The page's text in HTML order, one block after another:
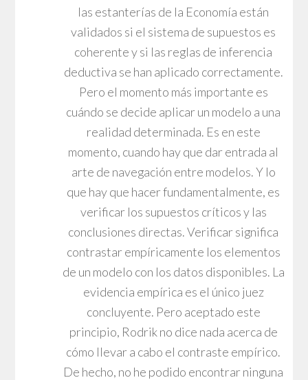
las estanterías de la Economía están
validados si el sistema de supuestos es
coherente y si las reglas de inferencia
deductiva se han aplicado correctamente.
Pero el momento más importante es
cuándo se decide aplicar un modelo a una
realidad determinada. Es en este
momento, cuando hay que dar entrada al
arte de navegación entre modelos. Y lo
que hay que hacer fundamentalmente, es
verificar los supuestos críticos y las
conclusiones directas. Verificar significa
contrastar empíricamente los elementos
de un modelo con los datos disponibles. La
evidencia empírica es el único juez
concluyente. Pero aceptado este
principio, Rodrik no dice nada acerca de
cómo llevar a cabo el contraste empírico.
De hecho, no he podido encontrar ninguna